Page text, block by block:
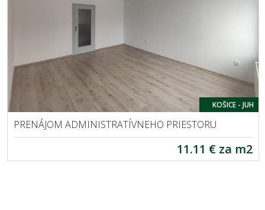
KOŠICE - JUH
PRENÁJOM ADMINISTRATÍVNEHO PRIESTORU
11.11 € za m2